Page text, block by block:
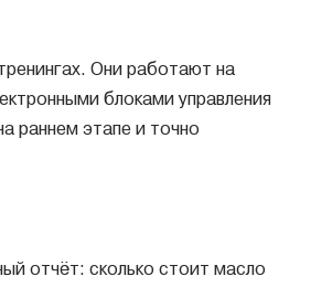
Они работают на
блоками управления
раннем этапе и точно
отчёт: сколько стоит масло